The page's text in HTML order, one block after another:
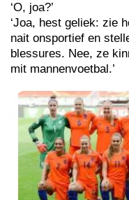
‘O, joa?’
‘Joa, hest geliek: zie
nait onsportief en
blessures. Nee, ze
mit mannenvoetbal.’